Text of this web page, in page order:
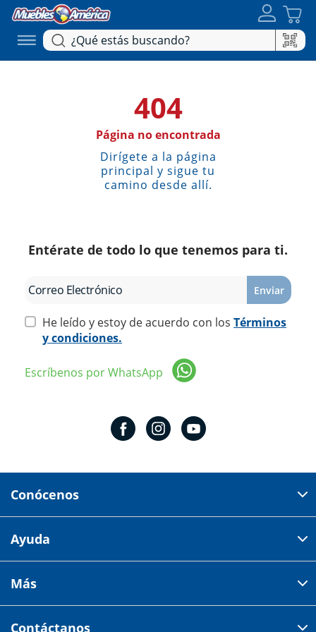
404
Página no encontrada
Dirígete a la página
principal y sigue tu
camino desde allí.
Entérate de todo lo que tenemos para ti.
Enviar
He leído y estoy de acuerdo con los Términos
y condiciones.
Escríbenos por WhatsApp
Conócenos
Av 18 de marzo # 309. Colonia la Nogalera.
Tiendas
Ayuda
Centro de ayuda
Más
Contáctanos